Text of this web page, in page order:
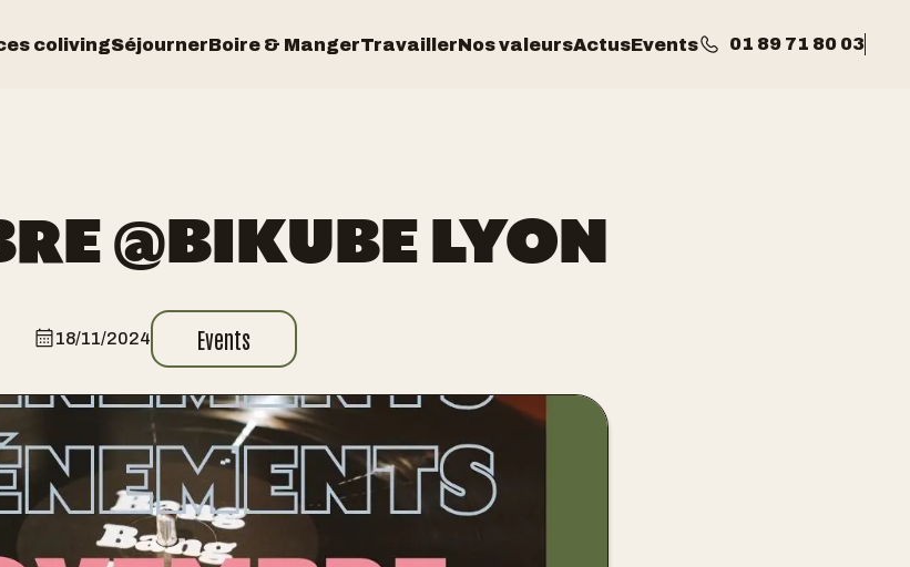
colivingSéjournerBoire & MangerTravaillerNos valeursActusEvents 01 89 71 80 03
@BIKUBE LYON
18/11/2024 Events